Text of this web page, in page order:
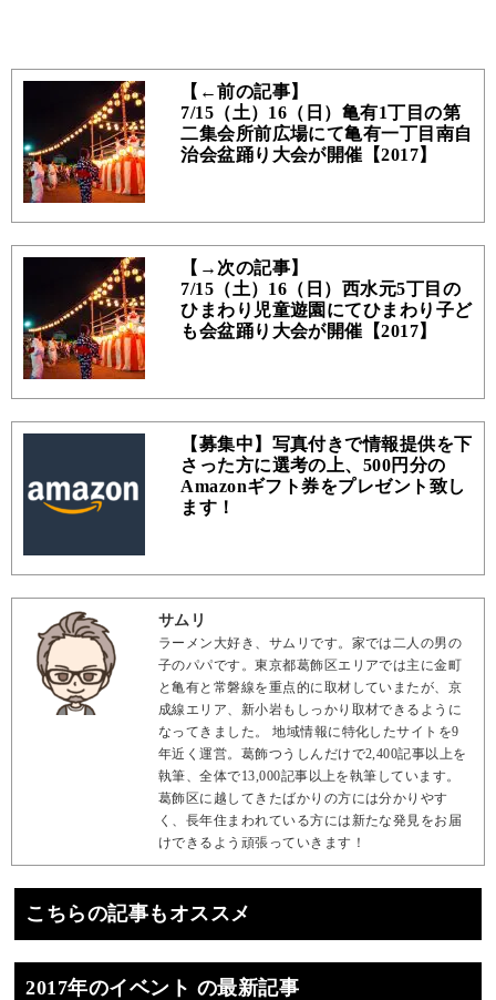
【←前の記事】
7/15（土）16（日）亀有1丁目の第
二集会所前広場にて亀有一丁目南自
治会盆踊り大会が開催【2017】
【→次の記事】
7/15（土）16（日）西水元5丁目の
ひまわり児童遊園にてひまわり子ど
も会盆踊り大会が開催【2017】
【募集中】写真付きで情報提供を下
さった方に選考の上、500円分の
Amazonギフト券をプレゼント致し
ます！
サムリ
ラーメン大好き、サムリです。家では二人の男の
子のパパです。東京都葛飾区エリアでは主に金町
と亀有と常磐線を重点的に取材していまたが、京
成線エリア、新小岩もしっかり取材できるように
なってきました。 地域情報に特化したサイトを9
年近く運営。葛飾つうしんだけで2,400記事以上を
執筆、全体で13,000記事以上を執筆しています。
葛飾区に越してきたばかりの方には分かりやす
く、長年住まわれている方には新たな発見をお届
けできるよう頑張っていきます！
こちらの記事もオススメ
2017年のイベント の最新記事